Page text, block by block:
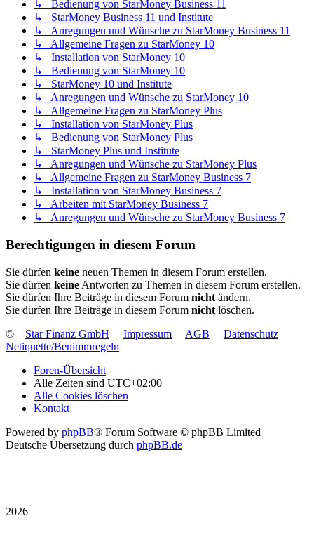
↳ Bedienung von StarMoney Business 11
↳ StarMoney Business 11 und Institute
↳ Anregungen und Wünsche zu StarMoney Business 11
↳ Allgemeine Fragen zu StarMoney 10
↳ Installation von StarMoney 10
↳ Bedienung von StarMoney 10
↳ StarMoney 10 und Institute
↳ Anregungen und Wünsche zu StarMoney 10
↳ Allgemeine Fragen zu StarMoney Plus
↳ Installation von StarMoney Plus
↳ Bedienung von StarMoney Plus
↳ StarMoney Plus und Institute
↳ Anregungen und Wünsche zu StarMoney Plus
↳ Allgemeine Fragen zu StarMoney Business 7
↳ Installation von StarMoney Business 7
↳ Arbeiten mit StarMoney Business 7
↳ Anregungen und Wünsche zu StarMoney Business 7
Berechtigungen in diesem Forum
Sie dürfen keine neuen Themen in diesem Forum erstellen.
Sie dürfen keine Antworten zu Themen in diesem Forum erstellen.
Sie dürfen Ihre Beiträge in diesem Forum nicht ändern.
Sie dürfen Ihre Beiträge in diesem Forum nicht löschen.
©
Star Finanz GmbH Impressum AGB
Datenschutz
Netiquette/Benimmregeln
Foren-Übersicht
Alle Zeiten sind UTC+02:00
Alle Cookies löschen
Kontakt
Powered by phpBB® Forum Software © phpBB Limited
Deutsche Übersetzung durch phpBB.de
2026